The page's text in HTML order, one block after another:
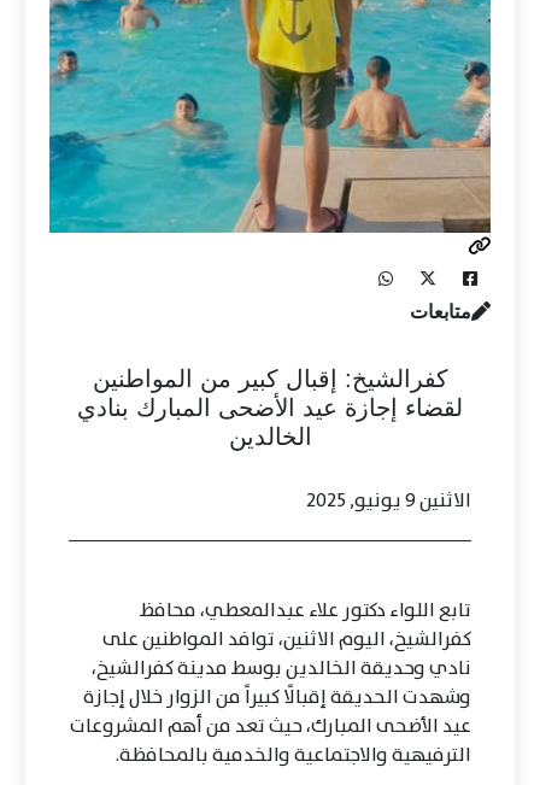
متابعات
كفرالشيخ: إقبال كبير من المواطنين
لقضاء إجازة عيد الأضحى المبارك بنادي
الخالدين
الاثنين 9 يونيو, 2025
تابع اللواء دكتور علاء عبدالمعطي، محافظ
كفرالشيخ، اليوم الاثنين، توافد المواطنين على
نادي وحديقة الخالدين بوسط مدينة كفرالشيخ،
وشهدت الحديقة إقبالًا كبيراً من الزوار خلال إجازة
عيد الأضحى المبارك، حيث تعد من أهم المشروعات
الترفيهية والاجتماعية والخدمية بالمحافظة.